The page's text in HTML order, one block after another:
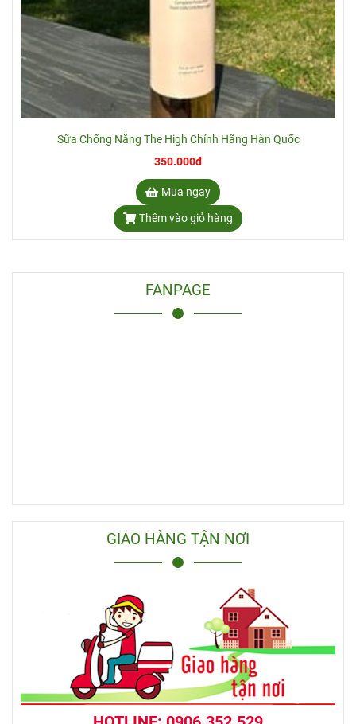
Sữa Chống Nắng The High Chính Hãng Hàn Quốc
350.000đ
Mua ngay
Thêm vào giỏ hàng
FANPAGE
GIAO HÀNG TẬN NƠI